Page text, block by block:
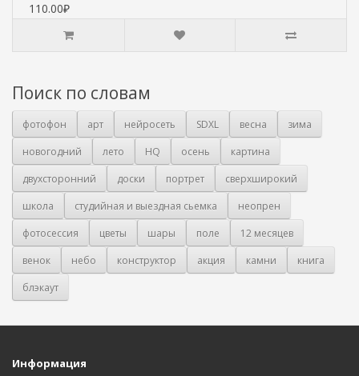
110.00₽
Поиск по словам
фотофон арт нейросеть SDXL весна
зима
новогодний
лето HQ осень
картина
двухсторонний
доски портрет
сверхширокий
школа
студийная и выездная сьемка
неопрен
фотосессия
цветы шары поле
12 месяцев
венок
небо конструктор акция камни
книга
блэкаут
Информация